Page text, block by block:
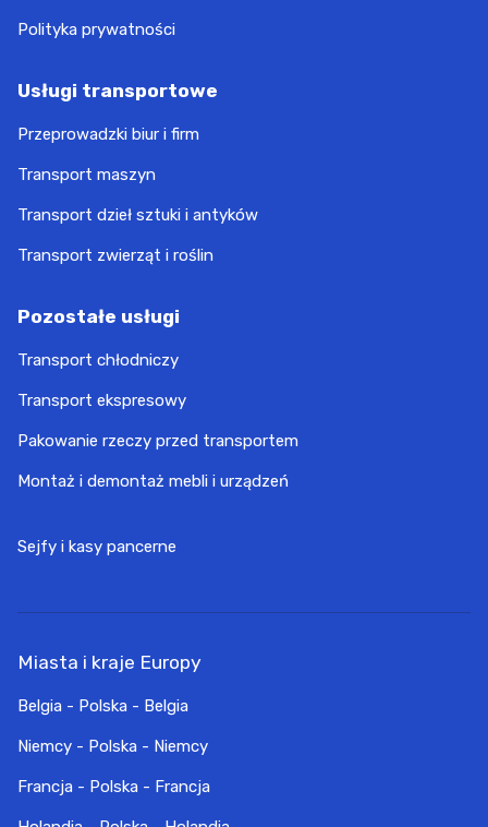
Polityka prywatności
Usługi transportowe
Przeprowadzki biur i firm
Transport maszyn
Transport dzieł sztuki i antyków
Transport zwierząt i roślin
Pozostałe usługi
Transport chłodniczy
Transport ekspresowy
Pakowanie rzeczy przed transportem
Montaż i demontaż mebli i urządzeń
Sejfy i kasy pancerne
Miasta i kraje Europy
Belgia - Polska - Belgia
Niemcy - Polska - Niemcy
Francja - Polska - Francja